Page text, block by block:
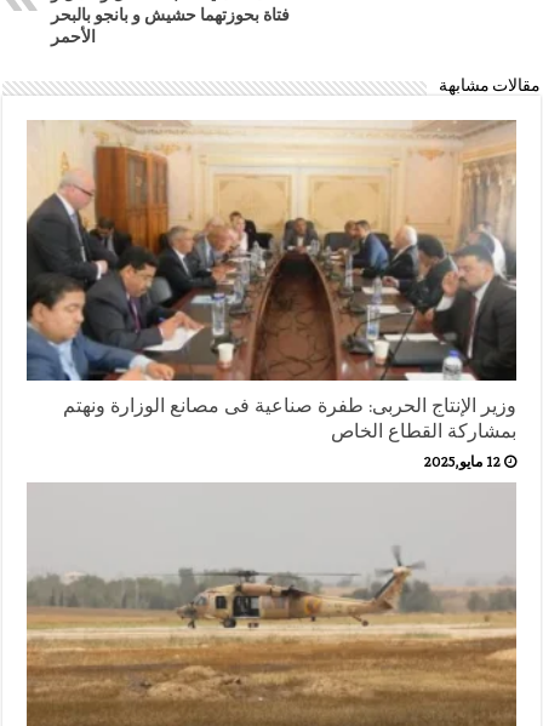
فتاة بحوزتهما حشيش و بانجو بالبحر
الأحمر
مقالات مشابهة
وزير الإنتاج الحربى: طفرة صناعية فى مصانع الوزارة ونهتم
بمشاركة القطاع الخاص
12 مايو,2025